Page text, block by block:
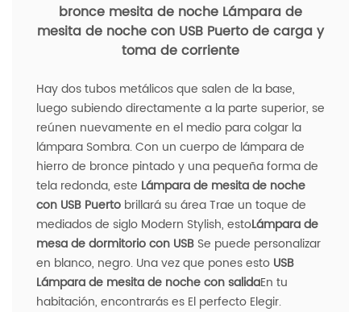
bronce mesita de noche Lámpara de
mesita de noche con USB Puerto de carga y
toma de corriente
Hay dos tubos metálicos que salen de la base,
luego subiendo directamente a la parte superior, se
reúnen nuevamente en el medio para colgar la
lámpara Sombra. Con un cuerpo de lámpara de
hierro de bronce pintado y una pequeña forma de
tela redonda, este Lámpara de mesita de noche
con USB Puerto brillará su área Trae un toque de
mediados de siglo Modern Stylish, estoLámpara de
mesa de dormitorio con USB Se puede personalizar
en blanco, negro. Una vez que pones esto USB
Lámpara de mesita de noche con salidaEn tu
habitación, encontrarás es El perfecto Elegir.